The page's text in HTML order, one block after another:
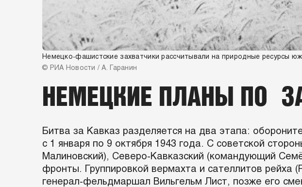
Немецко-фашистские захватчики рассчитывали на природные ресурсы
© РИА Новости / А. Гаранин
НЕМЕЦКИЕ ПЛАНЫ ПО
Битва за Кавказ разделяется на два этапа:
с 1 января по 9 октября 1943 года. С советской
Малиновский), Северо-Кавказский (командующий
фронты. Группировкой вермахта и сателлитов рейха
генерал-фельдмаршал Вильгельм Лист, позже его